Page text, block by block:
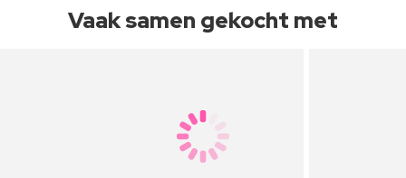
Vaak samen gekocht met